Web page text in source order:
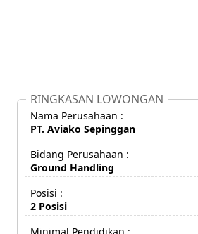
RINGKASAN LOWONGAN
Nama Perusahaan :
PT. Aviako Sepinggan
Bidang Perusahaan :
Ground Handling
Posisi :
2 Posisi